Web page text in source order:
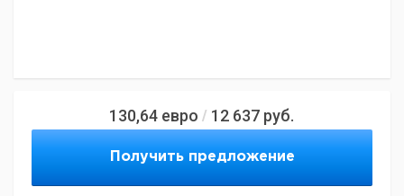
130,64 евро / 12 637 руб.
Получить предложение